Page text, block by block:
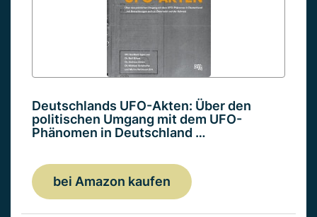
Deutschlands UFO-Akten: Über den
politischen Umgang mit dem UFO-
Phänomen in Deutschland …
bei Amazon kaufen